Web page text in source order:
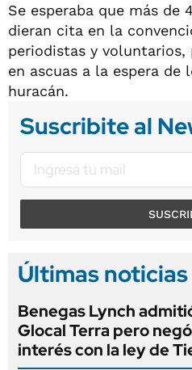
Se esperaba que más de
dieran cita en la
periodistas y
en ascuas a la espera de
huracán.
Suscribite al
Últimas noticias
Benegas Lynch
Glocal Terra pero
interés con la ley de